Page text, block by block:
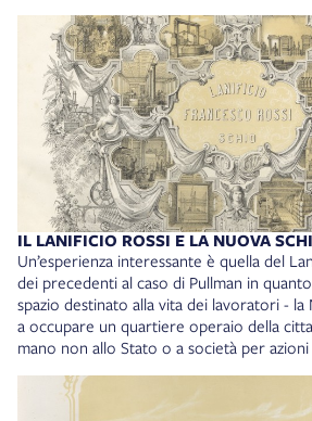
IL LANIFICIO ROSSI E LA NUOVA
Un’esperienza interessante è quella del
dei precedenti al caso di Pullman in
spazio destinato alla vita dei lavoratori - la
a occupare un quartiere operaio della
mano non allo Stato o a società per
particolare Alessandro, figlio del
Francesco, e da subito interessato - in